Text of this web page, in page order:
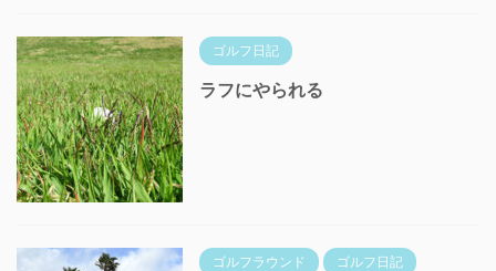
ゴルフ日記
ラフにやられる
ゴルフラウンド ゴルフ日記